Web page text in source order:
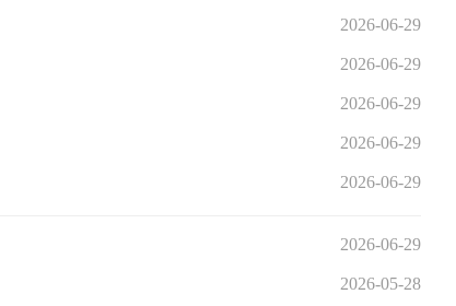
2026-06-29
2026-06-29
2026-06-29
2026-06-29
2026-06-29
2026-06-29
2026-05-28